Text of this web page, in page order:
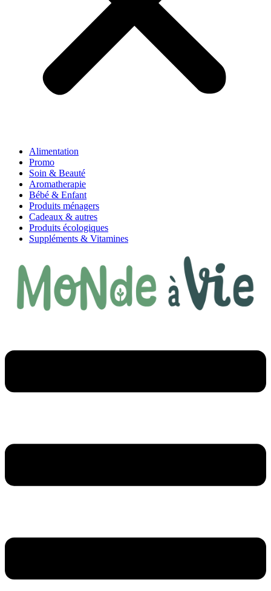
Alimentation
Promo
Soin & Beauté
Aromatherapie
Bébé & Enfant
Produits ménagers
Cadeaux & autres
Produits écologiques
Suppléments & Vitamines